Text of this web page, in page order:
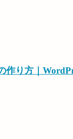
作り方｜